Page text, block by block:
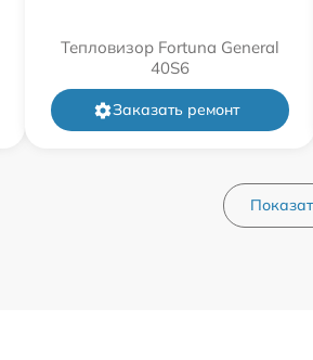
Тепловизор Fortuna General
40S6
Заказать ремонт